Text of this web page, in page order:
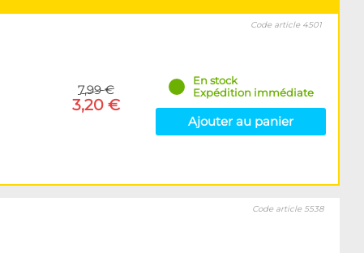
7,99 €
3,20 €
Code article 4501
En stock
Expédition immédiate
Ajouter au panier
Code article 5538